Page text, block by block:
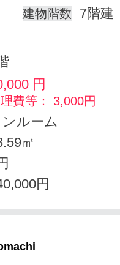
建物階数 7階建
円
費等： 3,000円
ンルーム
㎡
円